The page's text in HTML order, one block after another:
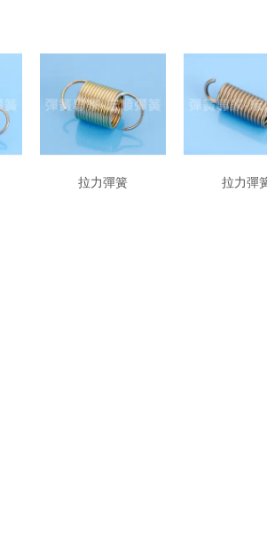
拉力彈簧 拉力彈